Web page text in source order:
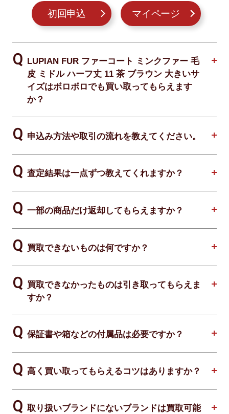
初回申込 マイページ
LUPIAN FUR ファーコート ミンクファー 毛
皮 ミドル ハーフ丈 11 茶 ブラウン 大きいサ
イズはボロボロでも買い取ってもらえます
か？
申込み方法や取引の流れを教えてください。
査定結果は一点ずつ教えてくれますか？
一部の商品だけ返却してもらえますか？
買取できないものは何ですか？
買取できなかったものは引き取ってもらえま
すか？
保証書や箱などの付属品は必要ですか？
高く買い取ってもらえるコツはありますか？
取り扱いブランドにないブランドは買取可能